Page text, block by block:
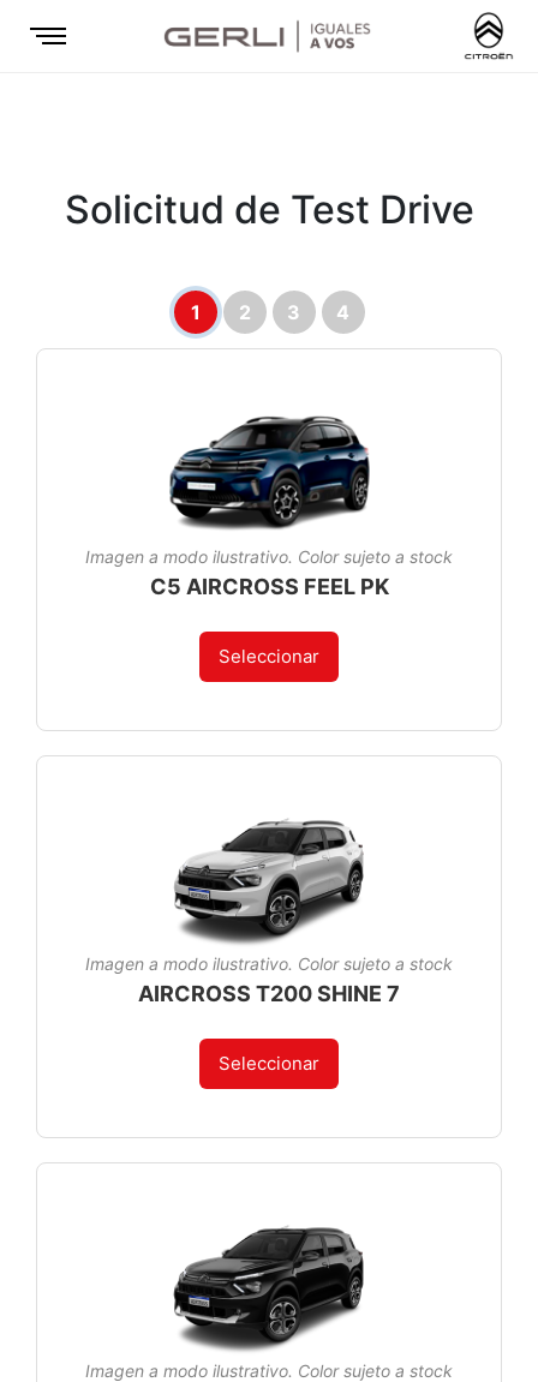
Solicitud de Test Drive
1 2 3 4
Imagen a modo ilustrativo. Color sujeto a stock
C5 AIRCROSS FEEL PK
Seleccionar
Imagen a modo ilustrativo. Color sujeto a stock
AIRCROSS T200 SHINE 7
Seleccionar
Imagen a modo ilustrativo. Color sujeto a stock